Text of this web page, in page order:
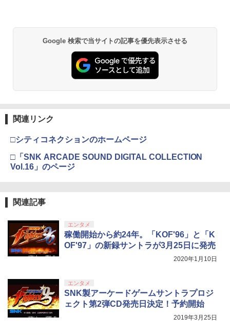
Google 検索で当サイトの記事を優先表示させる
関連リンク
□シティコネクションのホームページ
□「SNK ARCADE SOUND DIGITAL COLLECTION
Vol.16」のページ
関連記事
エンタメ
稼働開始から約24年。「KOF'96」と「K
OF'97」の新録サントラが3月25日に発売
2020年1月10日
エンタメ
SNK製アーケードゲームサントラプロジ
ェクト第2弾CD発売日決定！予約開始
2019年3月25日